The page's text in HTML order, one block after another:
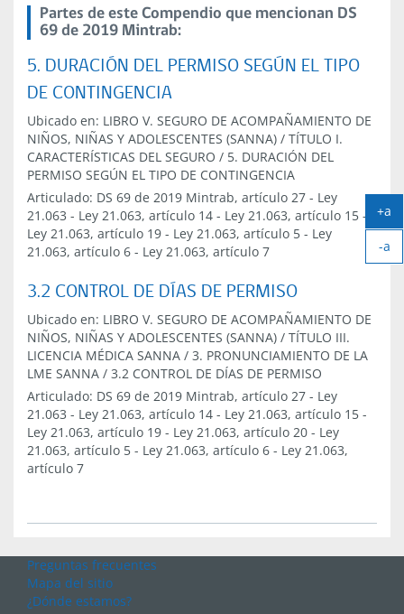
Partes de este Compendio que mencionan DS
69 de 2019 Mintrab:
5. DURACIÓN DEL PERMISO SEGÚN EL TIPO
DE CONTINGENCIA
Ubicado en: LIBRO V. SEGURO DE ACOMPAÑAMIENTO DE
NIÑOS, NIÑAS Y ADOLESCENTES (SANNA) / TÍTULO I.
CARACTERÍSTICAS DEL SEGURO / 5. DURACIÓN DEL
PERMISO SEGÚN EL TIPO DE CONTINGENCIA
Articulado: DS 69 de 2019 Mintrab, artículo 27 - Ley
21.063 - Ley 21.063, artículo 14 - Ley 21.063, artículo 15 -
Ley 21.063, artículo 19 - Ley 21.063, artículo 5 - Ley
21.063, artículo 6 - Ley 21.063, artículo 7
3.2 CONTROL DE DÍAS DE PERMISO
Ubicado en: LIBRO V. SEGURO DE ACOMPAÑAMIENTO DE
NIÑOS, NIÑAS Y ADOLESCENTES (SANNA) / TÍTULO III.
LICENCIA MÉDICA SANNA / 3. PRONUNCIAMIENTO DE LA
LME SANNA / 3.2 CONTROL DE DÍAS DE PERMISO
Articulado: DS 69 de 2019 Mintrab, artículo 27 - Ley
21.063 - Ley 21.063, artículo 14 - Ley 21.063, artículo 15 -
Ley 21.063, artículo 19 - Ley 21.063, artículo 20 - Ley
21.063, artículo 5 - Ley 21.063, artículo 6 - Ley 21.063,
artículo 7
Preguntas frecuentes
Mapa del sitio
¿Dónde estamos?
+a
-a